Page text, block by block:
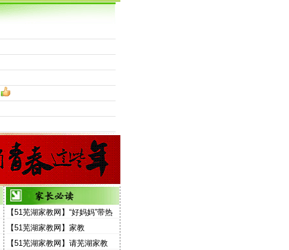
学员免费发布信息
【51芜湖家教网】“好妈妈”带热
家教图书
【51芜湖家教网】家教
【51芜湖家教网】请芜湖家教